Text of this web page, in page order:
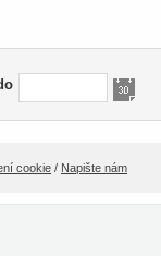
cookie / Napište nám